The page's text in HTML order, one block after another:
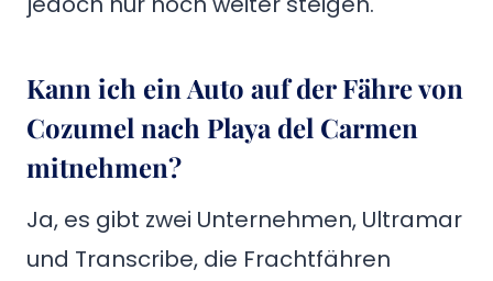
Kann ich ein Auto auf der Fähre von
Cozumel nach Playa del Carmen
mitnehmen?
Ja, es gibt zwei Unternehmen, Ultramar
und Transcribe, die Frachtfähren